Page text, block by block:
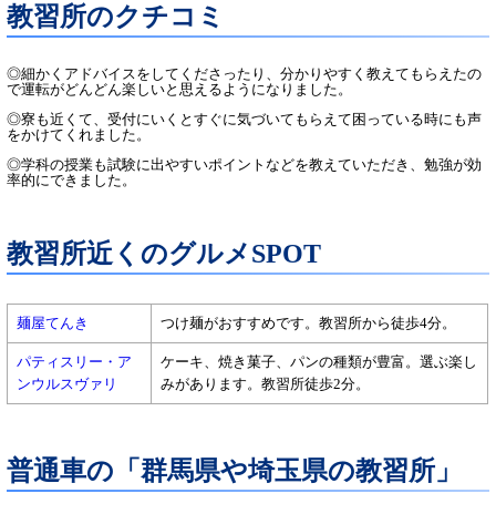
教習所のクチコミ
◎細かくアドバイスをしてくださったり、分かりやすく教えてもらえたの
で運転がどんどん楽しいと思えるようになりました。
◎寮も近くて、受付にいくとすぐに気づいてもらえて困っている時にも声
をかけてくれました。
◎学科の授業も試験に出やすいポイントなどを教えていただき、勉強が効
率的にできました。
教習所近くのグルメSPOT
麺屋てんき つけ麺がおすすめです。教習所から徒歩4分。
パティスリー・ア
ンウルスヴァリ
ケーキ、焼き菓子、パンの種類が豊富。選ぶ楽し
みがあります。教習所徒歩2分。
普通車の「群馬県や埼玉県の教習所」